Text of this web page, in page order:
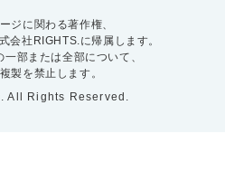
ジに関わる著作権、
会社RIGHTS.に帰属します。
部または全部について、
製を禁止します。
All Rights Reserved.